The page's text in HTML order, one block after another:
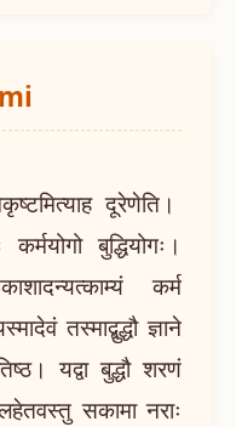
दूरेणेति।
बुद्धियोगः।
कर्म
तस्माद्बुद्धौ ज्ञाने
यद्वा बुद्धौ शरणं
सकामा नराः